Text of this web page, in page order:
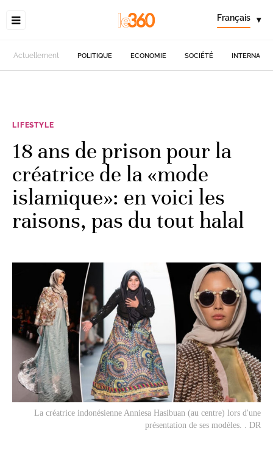
Français ▾
Actuellement POLITIQUE ECONOMIE SOCIÉTÉ
LIFESTYLE
18 ans de prison pour la
créatrice de la «mode
islamique»: en voici les
raisons, pas du tout halal
La créatrice indonésienne Anniesa Hasibuan (au centre) lors d'une
présentation de ses modèles. . DR